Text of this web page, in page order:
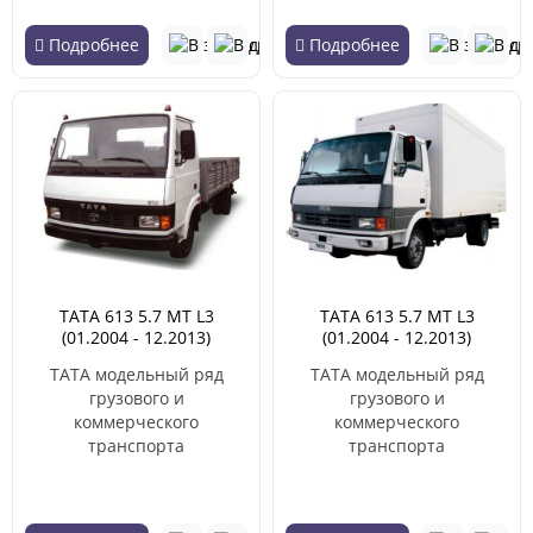
Подробнее Подробнее
TATA 613 5.7 MT L3
(01.2004 - 12.2013)
TATA модельный ряд
грузового и
коммерческого
транспорта
TATA 613 5.7 MT L3
(01.2004 - 12.2013)
TATA модельный ряд
грузового и
коммерческого
транспорта